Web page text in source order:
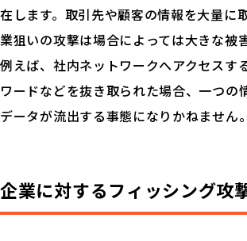
在します。取引先や顧客の情報を大量に
業狙いの攻撃は場合によっては大きな被
例えば、社内ネットワークへアクセスす
ワードなどを抜き取られた場合、一つの
データが流出する事態になりかねません。
企業に対するフィッシング攻